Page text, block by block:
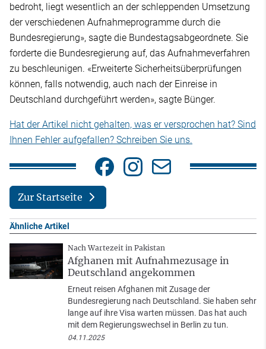
bedroht, liegt wesentlich an der schleppenden Umsetzung
der verschiedenen Aufnahmeprogramme durch die
Bundesregierung», sagte die Bundestagsabgeordnete. Sie
forderte die Bundesregierung auf, das Aufnahmeverfahren
zu beschleunigen. «Erweiterte Sicherheitsüberprüfungen
können, falls notwendig, auch nach der Einreise in
Deutschland durchgeführt werden», sagte Bünger.
Hat der Artikel nicht gehalten, was er versprochen hat? Sind
Ihnen Fehler aufgefallen? Schreiben Sie uns.
Zur Startseite
Ähnliche Artikel
Nach Wartezeit in Pakistan
Afghanen mit Aufnahmezusage in
Deutschland angekommen
Erneut reisen Afghanen mit Zusage der
Bundesregierung nach Deutschland. Sie haben sehr
lange auf ihre Visa warten müssen. Das hat auch
mit dem Regierungswechsel in Berlin zu tun.
04.11.2025